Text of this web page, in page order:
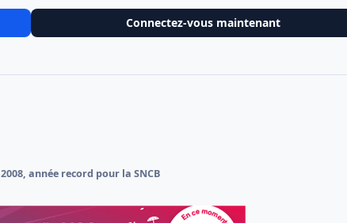
Connectez-vous maintenant
2008, année record pour la SNCB